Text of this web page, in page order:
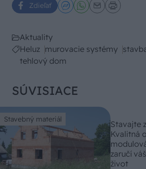
Zdieľať
Aktuality
Heluz murovacie systémy
tehlový dom
SÚVISIACE
Stavebný materiál
Stavajte
Kvalitná
zaručí
život